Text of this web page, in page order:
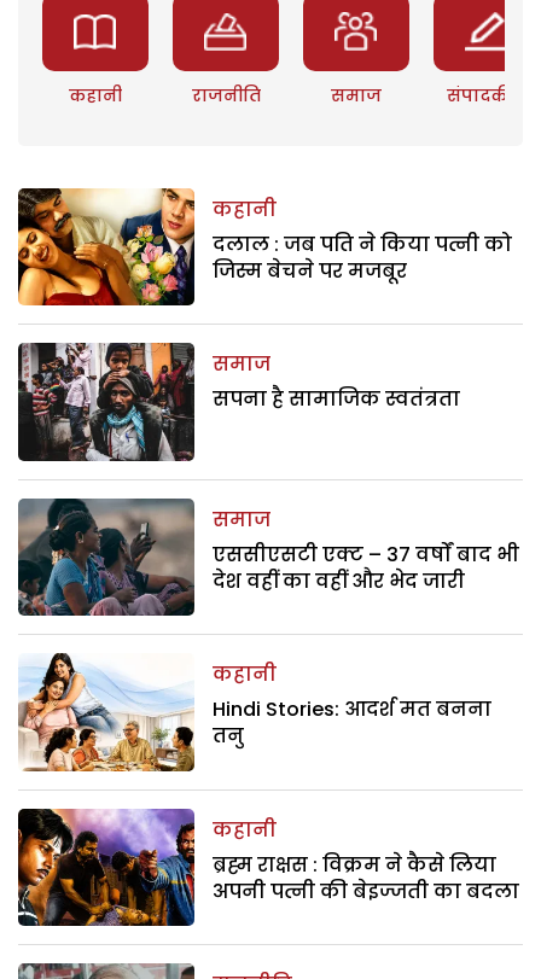
कहानी राजनीति समाज संपादकीय
कहानी
दलाल : जब पति ने किया पत्नी को
जिस्म बेचने पर मजबूर
समाज
सपना है सामाजिक स्वतंत्रता
समाज
एससीएसटी एक्ट – 37 वर्षों बाद भी
देश वहीं का वहीं और भेद जारी
कहानी
Hindi Stories: आदर्श मत बनना
तनु
कहानी
ब्रह्म राक्षस : विक्रम ने कैसे लिया
अपनी पत्नी की बेइज्जती का बदला